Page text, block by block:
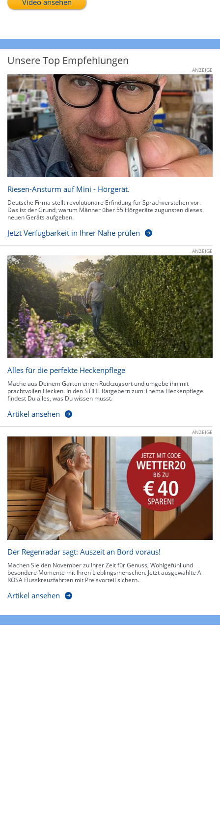
Unsere Top Empfehlungen
ANZEIGE
Riesen-Ansturm auf Mini - Hörgerät.
Deutsche Firma stellt revolutionäre Erfindung für Sprachverstehen vor.
Das ist der Grund, warum Männer über 55 Hörgeräte zugunsten dieses
neuen Geräts aufgeben.
Jetzt Verfügbarkeit in Ihrer Nähe prüfen
ANZEIGE
Alles für die perfekte Heckenpflege
Mache aus Deinem Garten einen Rückzugsort und umgebe ihn mit
prachtvollen Hecken. In den STIHL Ratgebern zum Thema Heckenpflege
findest Du alles, was Du wissen musst.
Artikel ansehen
ANZEIGE
Der Regenradar sagt: Auszeit an Bord voraus!
Machen Sie den November zu Ihrer Zeit für Genuss, Wohlgefühl und
besondere Momente mit Ihren Lieblingsmenschen. Jetzt ausgewählte A-
ROSA Flusskreuzfahrten mit Preisvorteil sichern.
Artikel ansehen